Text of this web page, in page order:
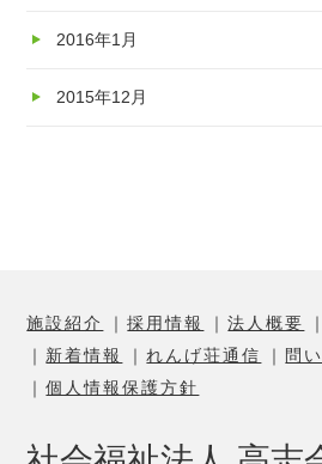
2016年1月
2015年12月
施設紹介 採用情報 法人概要
新着情報
れんげ荘通信
問
個人情報保護方針